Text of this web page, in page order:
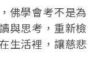
佛學會考不是為
與思考，重新檢
生活裡，讓慈悲